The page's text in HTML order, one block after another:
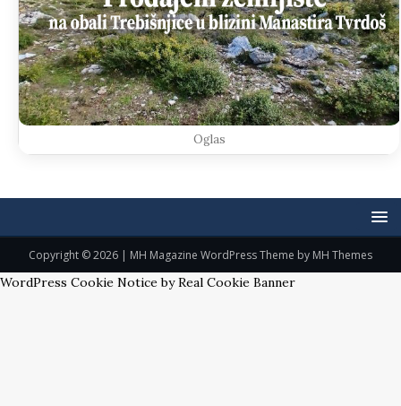
Oglas
Copyright © 2026 | MH Magazine WordPress Theme by MH Themes
WordPress Cookie Notice by Real Cookie Banner